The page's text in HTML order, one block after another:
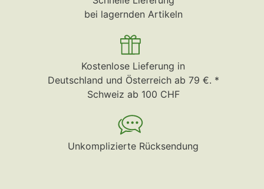
bei lagernden Artikeln
Kostenlose Lieferung in
Deutschland und Österreich ab 79 €. *
Schweiz ab 100 CHF
Unkomplizierte Rücksendung